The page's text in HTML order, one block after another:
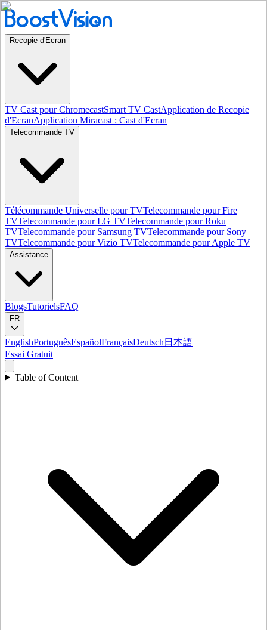
Recopie d'Ecran
TV Cast pour ChromecastSmart TV CastApplication de Recopie
d'EcranApplication Miracast : Cast d'Ecran
Telecommande TV
Télécommande Universelle pour TVTelecommande pour Fire
TVTelecommande pour LG TVTelecommande pour Roku
TVTelecommande pour Samsung TVTelecommande pour Sony
TVTelecommande pour Vizio TVTelecommande pour Apple TV
Assistance
BlogsTutorielsFAQ
FR
EnglishPortuguêsEspañolFrançaisDeutsch 日本語
Essai Gratuit
Table of Content